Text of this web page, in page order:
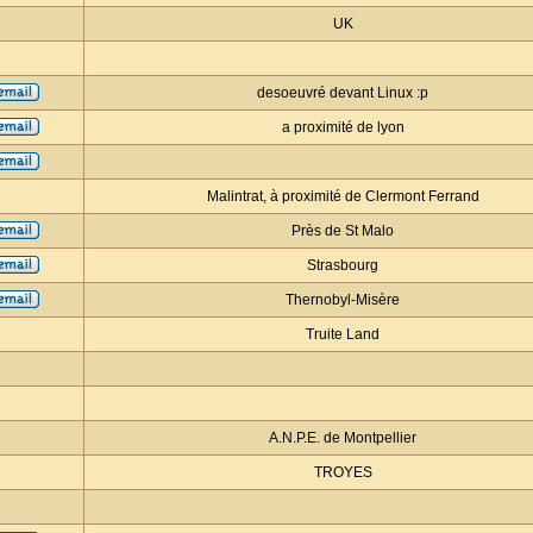
UK
desoeuvré devant Linux :p
a proximité de lyon
Malintrat, à proximité de Clermont Ferrand
Près de St Malo
Strasbourg
Thernobyl-Misère
Truite Land
A.N.P.E. de Montpellier
TROYES